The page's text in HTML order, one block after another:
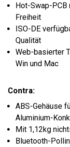
Hot-Swap-
Freiheit
ISO-DE
Qualität
Web-basierter
Win und Mac
Contra:
ABS-Gehäuse
Aluminium-
Mit 1,12kg
Bluetooth-